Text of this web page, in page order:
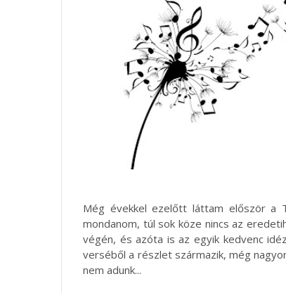
Még évekkel ezelőtt láttam először a
mondanom, túl sok köze nincs az
végén, és azóta is az egyik kedvenc
verséből a részlet származik, még
nem adunk...